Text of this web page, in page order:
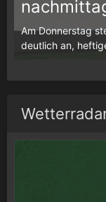
Am Donnerstag
deutlich an,